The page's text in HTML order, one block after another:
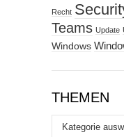
Recht
Teams Update
Windows
THEMEN
Themen